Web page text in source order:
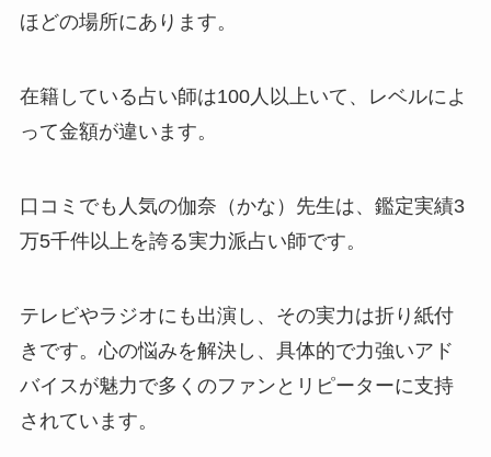
ほどの場所にあります。
在籍している占い師は100人以上いて、レベルによ
って金額が違います。
口コミでも人気の伽奈（かな）先生は、鑑定実績3
万5千件以上を誇る実力派占い師です。
テレビやラジオにも出演し、その実力は折り紙付
きです。心の悩みを解決し、具体的で力強いアド
バイスが魅力で多くのファンとリピーターに支持
されています。